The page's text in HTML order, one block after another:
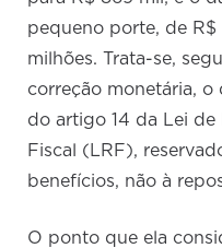
pequeno porte, de
milhões. Trata-se,
correção monetária, o
do artigo 14 da Lei de
Fiscal (LRF),
benefícios, não à
O ponto que ela